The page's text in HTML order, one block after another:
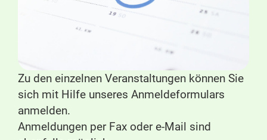
Zu den einzelnen Veranstaltungen können Sie
sich mit Hilfe unseres Anmeldeformulars
anmelden.
Anmeldungen per Fax oder e-Mail sind